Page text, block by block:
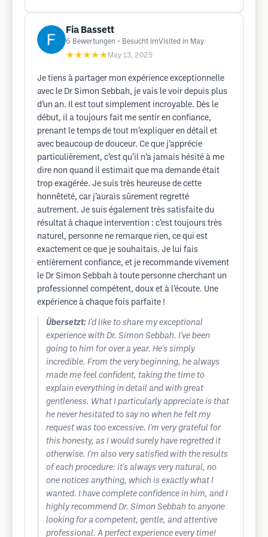
Fia Bassett
6 Bewertungen • Besucht imVisited in May
★★★★★ May 13, 2025
Je tiens à partager mon expérience exceptionnelle
avec le Dr Simon Sebbah, je vais le voir depuis plus
d’un an. Il est tout simplement incroyable. Dès le
début, il a toujours fait me sentir en confiance,
prenant le temps de tout m’expliquer en détail et
avec beaucoup de douceur. Ce que j’apprécie
particulièrement, c’est qu’il n’a jamais hésité à me
dire non quand il estimait que ma demande était
trop exagérée. Je suis très heureuse de cette
honnêteté, car j’aurais sûrement regretté
autrement. Je suis également très satisfaite du
résultat à chaque intervention : c’est toujours très
naturel, personne ne remarque rien, ce qui est
exactement ce que je souhaitais. Je lui fais
entièrement confiance, et je recommande vivement
le Dr Simon Sebbah à toute personne cherchant un
professionnel compétent, doux et à l’écoute. Une
expérience à chaque fois parfaite !
Übersetzt: I'd like to share my exceptional
experience with Dr. Simon Sebbah. I've been
going to him for over a year. He's simply
incredible. From the very beginning, he always
made me feel confident, taking the time to
explain everything in detail and with great
gentleness. What I particularly appreciate is that
he never hesitated to say no when he felt my
request was too excessive. I'm very grateful for
this honesty, as I would surely have regretted it
otherwise. I'm also very satisfied with the results
of each procedure: it's always very natural, no
one notices anything, which is exactly what I
wanted. I have complete confidence in him, and I
highly recommend Dr. Simon Sebbah to anyone
looking for a competent, gentle, and attentive
professional. A perfect experience every time!